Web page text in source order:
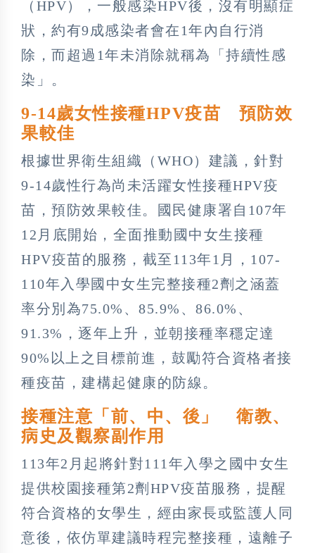
（HPV），一般感染HPV後，沒有明顯症
狀，約有9成感染者會在1年內自行消
除，而超過1年未消除就稱為「持續性感
染」。
9-14歲女性接種HPV疫苗 預防效
果較佳
根據世界衛生組織（WHO）建議，針對
9-14歲性行為尚未活躍女性接種HPV疫
苗，預防效果較佳。國民健康署自107年
12月底開始，全面推動國中女生接種
HPV疫苗的服務，截至113年1月，107-
110年入學國中女生完整接種2劑之涵蓋
率分別為75.0%、85.9%、86.0%、
91.3%，逐年上升，並朝接種率穩定達
90%以上之目標前進，鼓勵符合資格者接
種疫苗，建構起健康的防線。
接種注意「前、中、後」 衛教、
病史及觀察副作用
113年2月起將針對111年入學之國中女生
提供校園接種第2劑HPV疫苗服務，提醒
符合資格的女學生，經由家長或監護人同
意後，依仿單建議時程完整接種，遠離子